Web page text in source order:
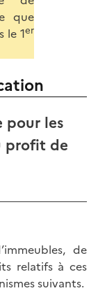
que
le 1er
pour les
profit de
de
relatifs à ces
suivants.